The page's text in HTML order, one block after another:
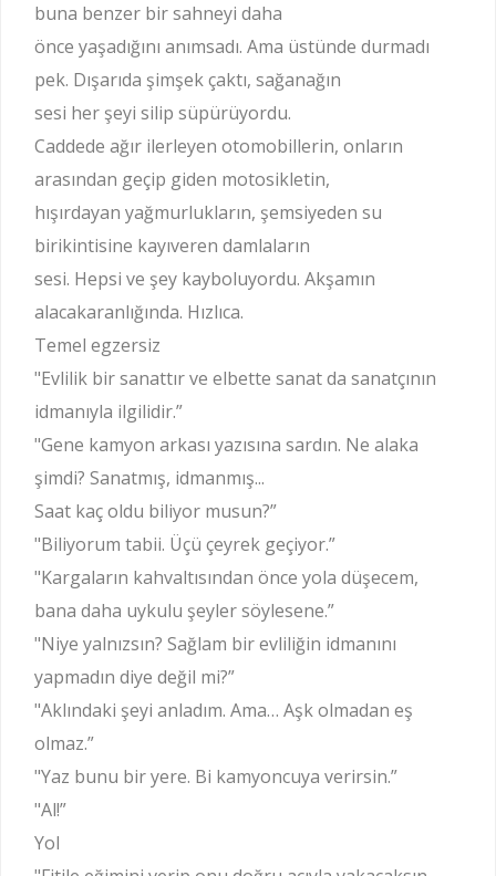
buna benzer bir sahneyi daha
önce yaşadığını anımsadı. Ama üstünde durmadı
pek. Dışarıda şimşek çaktı, sağanağın
sesi her şeyi silip süpürüyordu.
Caddede ağır ilerleyen otomobillerin, onların
arasından geçip giden motosikletin,
hışırdayan yağmurlukların, şemsiyeden su
birikintisine kayıveren damlaların
sesi. Hepsi ve şey kayboluyordu. Akşamın
alacakaranlığında. Hızlıca.
Temel egzersiz
"Evlilik bir sanattır ve elbette sanat da sanatçının
idmanıyla ilgilidir.”
"Gene kamyon arkası yazısına sardın. Ne alaka
şimdi? Sanatmış, idmanmış...
Saat kaç oldu biliyor musun?”
"Biliyorum tabii. Üçü çeyrek geçiyor.”
"Kargaların kahvaltısından önce yola düşecem,
bana daha uykulu şeyler söylesene.”
"Niye yalnızsın? Sağlam bir evliliğin idmanını
yapmadın diye değil mi?”
"Aklındaki şeyi anladım. Ama… Aşk olmadan eş
olmaz.”
"Yaz bunu bir yere. Bi kamyoncuya verirsin.”
"Al!”
Yol